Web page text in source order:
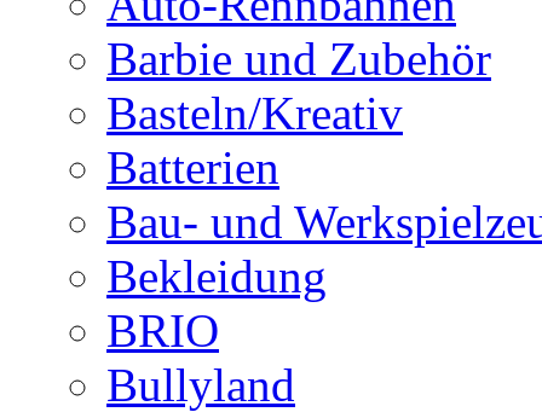
Barbie und Zubehör
Basteln/Kreativ
Batterien
Bau- und
Bekleidung
BRIO
Bullyland